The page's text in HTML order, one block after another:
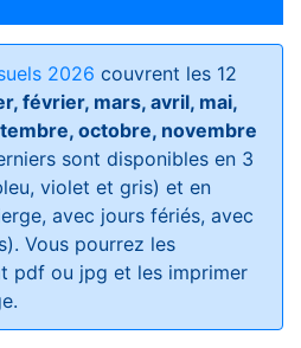
2026 couvrent les 12
février, mars, avril, mai,
octobre, novembre
sont disponibles en 3
violet et gris) et en
avec jours fériés, avec
. Vous pourrez les
pdf ou jpg et les imprimer